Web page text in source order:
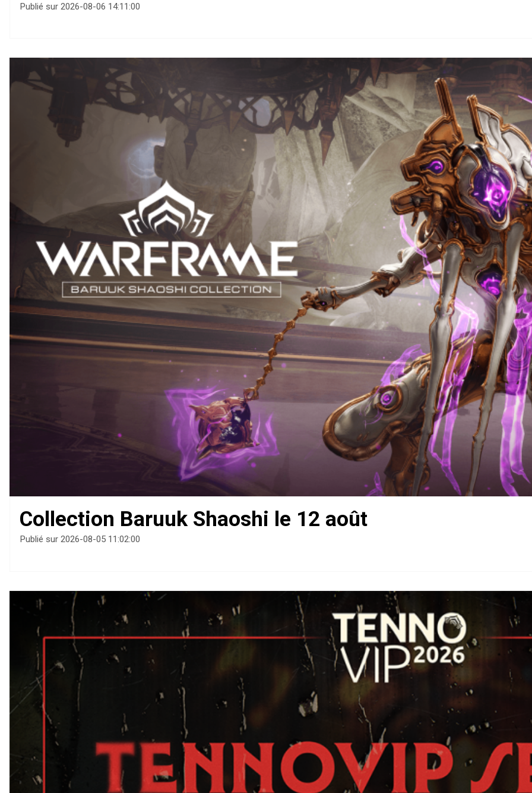
Publié sur 2026-08-06 14:11:00
Collection Baruuk Shaoshi le 12 août
Publié sur 2026-08-05 11:02:00